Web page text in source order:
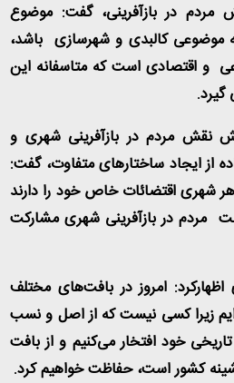
مردم در بازآفرینی، گفت: موضوع
موضوعی کالبدی و شهرسازی باشد،
و اقتصادی است که متاسفانه این
گیرد.
نقش مردم در بازآفرینی شهری و
از ایجاد ساختارهای متفاوت، گفت:
شهری اقتضائات خاص خود را دارند
مردم در بازآفرینی شهری مشارکت
امروز در بافت‌های مختلف
ایم زیرا کسی نیست که از اصل و نسب
خود افتخار می‌کنیم و از بافت
کشور است، حفاظت خواهیم کرد.